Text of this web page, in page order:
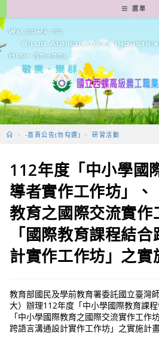
轉
至
要
容
選單
> -首頁公告(勿勾選) > 研習活動
112年度「中小學國
導者實作工作坊」
教育之國際交流實作
「國際教育課程結
計實作工作坊」之實
教育部國民及學前教育署委託國立臺灣
大）辦理112年度「中小學國際教育課
「中小學國際教育之國際交流實作工作
跨語言溝通設計實作工作坊」之實施計